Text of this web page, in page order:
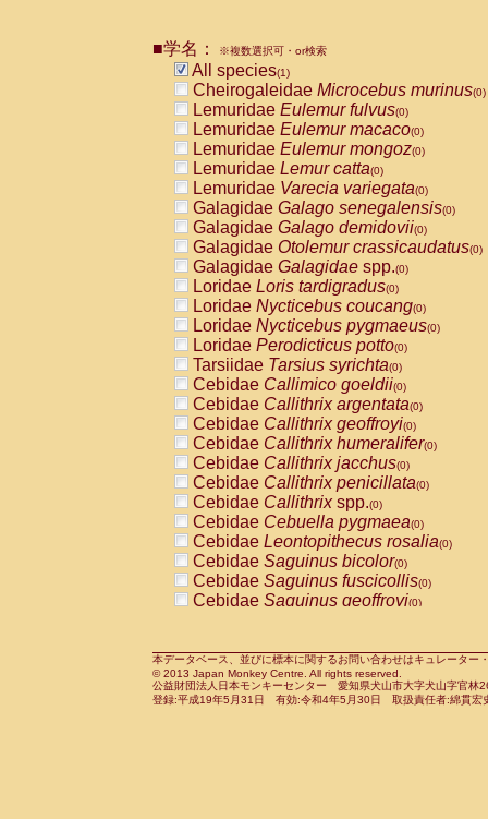
CebidaeCebus nigrivittatus
CebidaeCebus
CebidaeSaimiri boliviensis(0)
CebidaeSaimiri sciureus(0)
AtelidaeAlouatta caraya(0)
AtelidaeAlouatta fusca(0)
AtelidaeAlouatta seniculus
AtelidaeAlouattaspp.(0)
AtelidaeAteles belzebuth(0)
AtelidaeAteles geoffroyi(0)
AtelidaeAteles paniscus(0)
AtelidaeAtelesspp.(0)
Atelidae Lagothrix lagothricha
AtelidaeLagothrix lagothricha cana
PitheciidaeCacajao calvus
PitheciidaeCallicebus cupreus
PitheciidaeCallicebus donacophilus
PitheciidaeCallicebus moloch
PitheciidaeCallicebus torquatus
PitheciidaeCallicebusspp.(0)
PitheciidaeChiropotes satanas(0)
PitheciidaePithecia monachus
PitheciidaePithecia pithecia(0)
CercopithecidaeCercocebus agilis
CercopithecidaeCercocebus
CercopithecidaeCercocebus
CercopithecidaeCercocebus
CercopithecidaeCercocebus
CercopithecidaeCercocebushybrid
CercopithecidaePapio anubis(0)
CercopithecidaePapio cynocephalus
CercopithecidaePapio hamadryas(0)
■学名： ※複数選択可・or検索
All species(1)
Cheirogaleidae Microcebus murinus(0)
Lemuridae Eulemur fulvus(0)
Lemuridae Eulemur macaco(0)
Lemuridae Eulemur mongoz(0)
Lemuridae Lemur catta(0)
Lemuridae Varecia variegata(0)
Galagidae Galago senegalensis(0)
Galagidae Galago demidovii(0)
Galagidae Otolemur crassicaudatus(0)
Galagidae Galagidae spp.(0)
Loridae Loris tardigradus(0)
Loridae Nycticebus coucang(0)
Loridae Nycticebus pygmaeus(0)
Loridae Perodicticus potto(0)
Tarsiidae Tarsius syrichta(0)
Cebidae Callimico goeldii(0)
Cebidae Callithrix argentata(0)
Cebidae Callithrix geoffroyi(0)
Cebidae Callithrix humeralifer(0)
Cebidae Callithrix jacchus(0)
Cebidae Callithrix penicillata(0)
Cebidae Callithrixspp.(0)
Cebidae Cebuella pygmaea(0)
Cebidae Leontopithecus rosalia(0)
Cebidae Saguinus bicolor(0)
Cebidae Saguinus fuscicollis(0)
Cebidae Saguinus geoffroyi(0)
CebidaeSaguinus leucopus(0)
CebidaeSaguinus midas(0)
Cebidae Saguinus mystax(0)
本データベース、並びに標本に関するお問い合わせはキュレータ
© 2013 Japan Monkey Centre. All rights reserved.
公益財団法人日本モンキーセンター 愛知県犬山市大字犬山字官
登録:平成19年5月31日 有効:令和4年5月30日 取扱責任者:綿貫宏